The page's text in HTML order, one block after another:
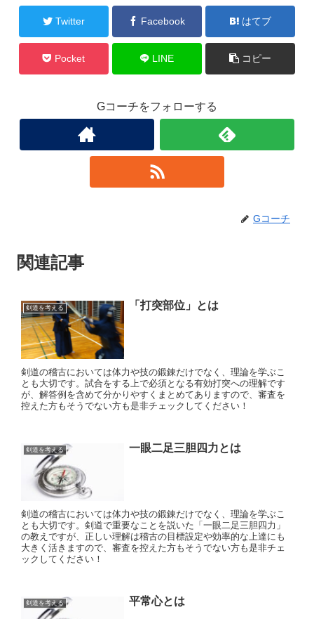
Twitter Facebook はてブ
Pocket LINE コピー
Gコーチをフォローする
Gコーチ
関連記事
剣道を考える 「打突部位」とは
剣道の稽古においては体力や技の鍛錬だけでなく、理論を学ぶこ
とも大切です。試合をする上で必須となる有効打突への理解です
が、解答例を含めて分かりやすくまとめてありますので、審査を
控えた方もそうでない方も是非チェックしてください！
剣道を考える 一眼二足三胆四力とは
剣道の稽古においては体力や技の鍛錬だけでなく、理論を学ぶこ
とも大切です。剣道で重要なことを説いた「一眼二足三胆四力」
の教えですが、正しい理解は稽古の目標設定や効率的な上達にも
大きく活きますので、審査を控えた方もそうでない方も是非チェ
ックしてください！
剣道を考える 平常心とは